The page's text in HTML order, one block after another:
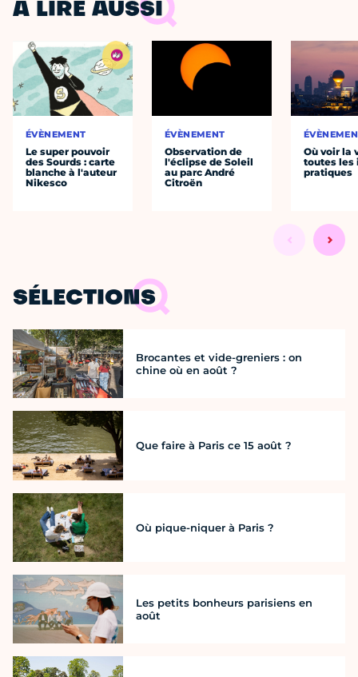
À LIRE AUSSI
ÉVÈNEMENT
Le super pouvoir
des Sourds : carte
blanche à l'auteur
Nikesco
ÉVÈNEMENT
Observation de
l'éclipse de Soleil
au parc André
Citroën
Où voir la
toutes les
pratiques
SÉLECTIONS
Brocantes et vide-greniers : on
chine où en août ?
Que faire à Paris ce 15 août ?
Où pique-niquer à Paris ?
Les petits bonheurs parisiens en
août